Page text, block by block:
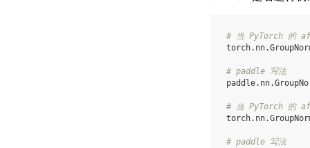
# 当 PyTorch 的
torch. nn.
# paddle 写法
paddle. nn.
# 当 PyTorch 的
torch. nn.
# paddle 写法